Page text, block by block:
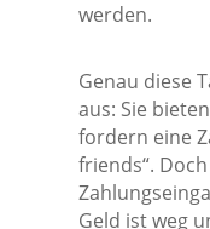
werden.
Genau diese
aus: Sie
fordern eine
friends“.
Geld ist weg